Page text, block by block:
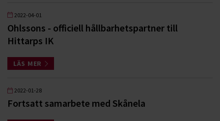
2022-04-01
Ohlssons - officiell hållbarhetspartner till
Hittarps IK
LÄS MER
2022-01-28
Fortsatt samarbete med Skånela